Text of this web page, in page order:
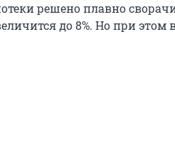
решено плавно
до 8%. Но при